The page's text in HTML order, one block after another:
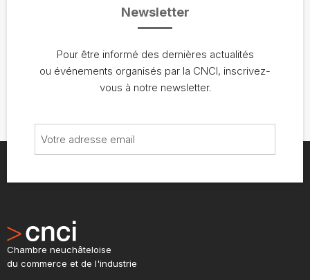
Newsletter
Pour être informé des dernières actualités
ou événements organisés par la CNCI, inscrivez-
vous à notre newsletter.
Chambre neuchâteloise
du commerce et de l'industrie